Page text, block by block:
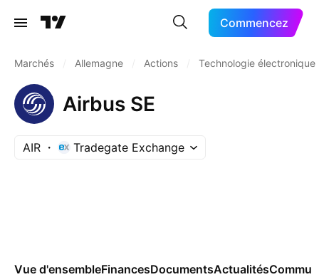
Commencez
Marchés Allemagne Actions Technologie électronique
Airbus SE
AIR Tradegate Exchange
Vue d'ensembleFinancesDocumentsActualités